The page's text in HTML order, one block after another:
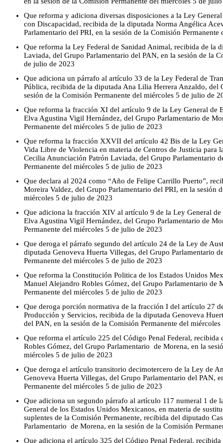
Que reforma y adiciona diversas disposiciones a la Ley
con Discapacidad, recibida de la diputada Norma Angélica
Parlamentario del PRI, en la sesión de la Comisión
Que reforma la Ley Federal de Sanidad Animal, recibida de la
Laviada, del Grupo Parlamentario del PAN, en la sesión de la
de julio de 2023
Que adiciona un párrafo al artículo 33 de la Ley Federal de
Pública, recibida de la diputada Ana Lilia Herrera Anzaldo, del
sesión de la Comisión Permanente del miércoles 5 de julio de
Que reforma la fracción XI del artículo 9 de la Ley General de
Elva Agustina Vigil Hernández, del Grupo Parlamentario de
Permanente del miércoles 5 de julio de 2023
Que reforma la fracción XXVII del artículo 42 Bis de la Ley
Vida Libre de Violencia en materia de Centros de Justicia para
Cecilia Anunciación Patrón Laviada, del Grupo Parlamentario
Permanente del miércoles 5 de julio de 2023
Que declara al 2024 como “Año de Felipe Carrillo Puerto”,
Moreira Valdez, del Grupo Parlamentario del PRI, en la sesión
miércoles 5 de julio de 2023
Que adiciona la fracción XIV al artículo 9 de la Ley General
Elva Agustina Vigil Hernández, del Grupo Parlamentario de
Permanente del miércoles 5 de julio de 2023
Que deroga el párrafo segundo del artículo 24 de la Ley de
diputada Genoveva Huerta Villegas, del Grupo Parlamentario
Permanente del miércoles 5 de julio de 2023
Que reforma la Constitución Politica de los Estados Unidos
Manuel Alejandro Robles Gómez, del Grupo Parlamentario de
Permanente del miércoles 5 de julio de 2023
Que deroga porción normativa de la fracción I del artículo 27
Producción y Servicios, recibida de la diputada Genoveva
del PAN, en la sesión de la Comisión Permanente del
Que reforma el artículo 225 del Código Penal Federal,
Robles Gómez, del Grupo Parlamentario de Morena, en la
miércoles 5 de julio de 2023
Que deroga el artículo transitorio decimotercero de la Ley de
Genoveva Huerta Villegas, del Grupo Parlamentario del PAN,
Permanente del miércoles 5 de julio de 2023
Que adiciona un segundo párrafo al artículo 117 numeral 1 de
General de los Estados Unidos Mexicanos, en materia de
suplentes de la Comisión Permanente, recibida del diputado
Parlamentario de Morena, en la sesión de la Comisión
Que adiciona el artículo 325 del Código Penal Federal,